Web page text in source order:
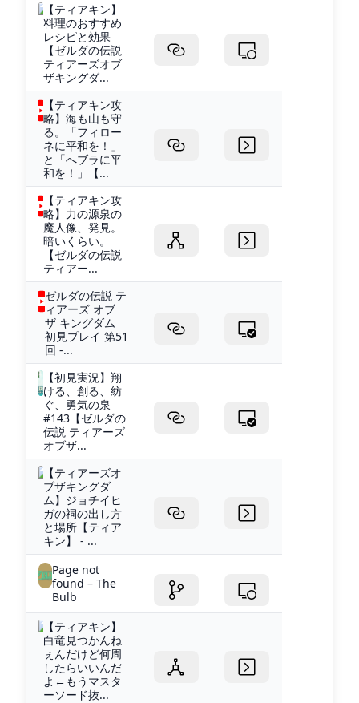
【ティアキン】
料理のおすすめ
レシピと効果
【ゼルダの伝説
ティアーズオブ
ザキングダ...
【ティアキン攻
略】海も山も守
る。「フィロー
ネに平和を！」
と「へブラに平
和を！」【...
【ティアキン攻
略】力の源泉の
魔人像、発見。
暗いくらい。
【ゼルダの伝説
ティアー...
ゼルダの伝説 テ
ィアーズ オブ
ザ キングダム
初見プレイ 第51
回 -...
【初見実況】翔
ける、創る、紡
ぐ、勇気の泉
#143【ゼルダの
伝説 ティアーズ
オブザ...
【ティアーズオ
ブザキングダ
ム】ジョチイヒ
ガの祠の出し方
と場所【ティア
キン】 - ...
Page not
found – The
Bulb
【ティアキン】
白竜見つかんね
ぇんだけど何周
したらいいんだ
よ←もうマスタ
ーソード抜...